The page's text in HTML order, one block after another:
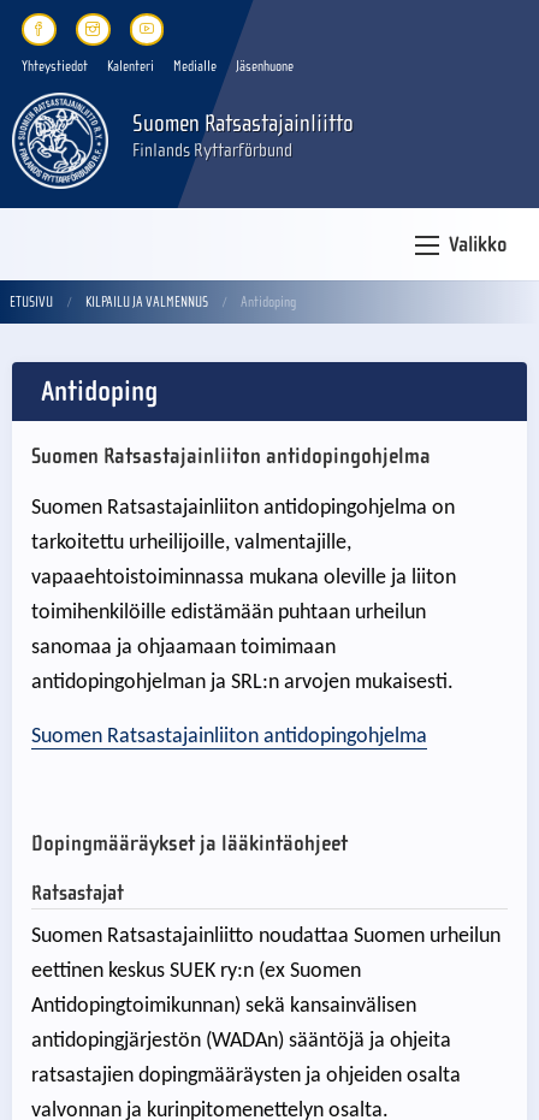
Yhteystiedot Kalenteri Medialle Jäsenhuone
Suomen Ratsastajainliitto
Finlands Ryttarförbund
Valikko
ETUSIVU KILPAILU JA VALMENNUS Antidoping
Antidoping
Suomen Ratsastajainliiton antidopingohjelma
Suomen Ratsastajainliiton antidopingohjelma on
tarkoitettu urheilijoille, valmentajille,
vapaaehtoistoiminnassa mukana oleville ja liiton
toimihenkilöille edistämään puhtaan urheilun
sanomaa ja ohjaamaan toimimaan
antidopingohjelman ja SRL:n arvojen mukaisesti.
Suomen Ratsastajainliiton antidopingohjelma
Dopingmääräykset ja lääkintäohjeet
Ratsastajat
Suomen Ratsastajainliitto noudattaa Suomen urheilun
eettinen keskus SUEK ry:n (ex Suomen
Antidopingtoimikunnan) sekä kansainvälisen
antidopingjärjestön (WADAn) sääntöjä ja ohjeita
ratsastajien dopingmääräysten ja ohjeiden osalta
valvonnan ja kurinpitomenettelyn osalta.